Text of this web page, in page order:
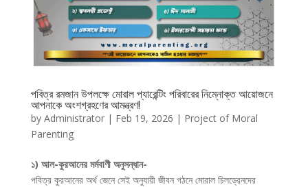
পবিত্র রমজান উপলক্ষে মোরাল প্যারেন্টিং পরিবারের নিম্নোক্ত আয়োজনে
আপনাকে অংশগ্রহণের আমন্ত্রণ!
by Administrator| Feb 19, 2026 | Project of Moral
Parenting
১) আল-কুরআনের মর্মবাণী অনুসন্ধান-
পবিত্র কুরআনের অর্থ জেনে সেই অনুযায়ী জীবন গঠনে মোরাল চিলড্রেনদের